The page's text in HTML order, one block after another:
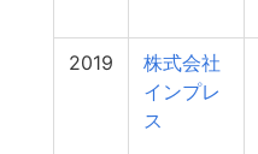
2019
株式会社
インプレ
ス